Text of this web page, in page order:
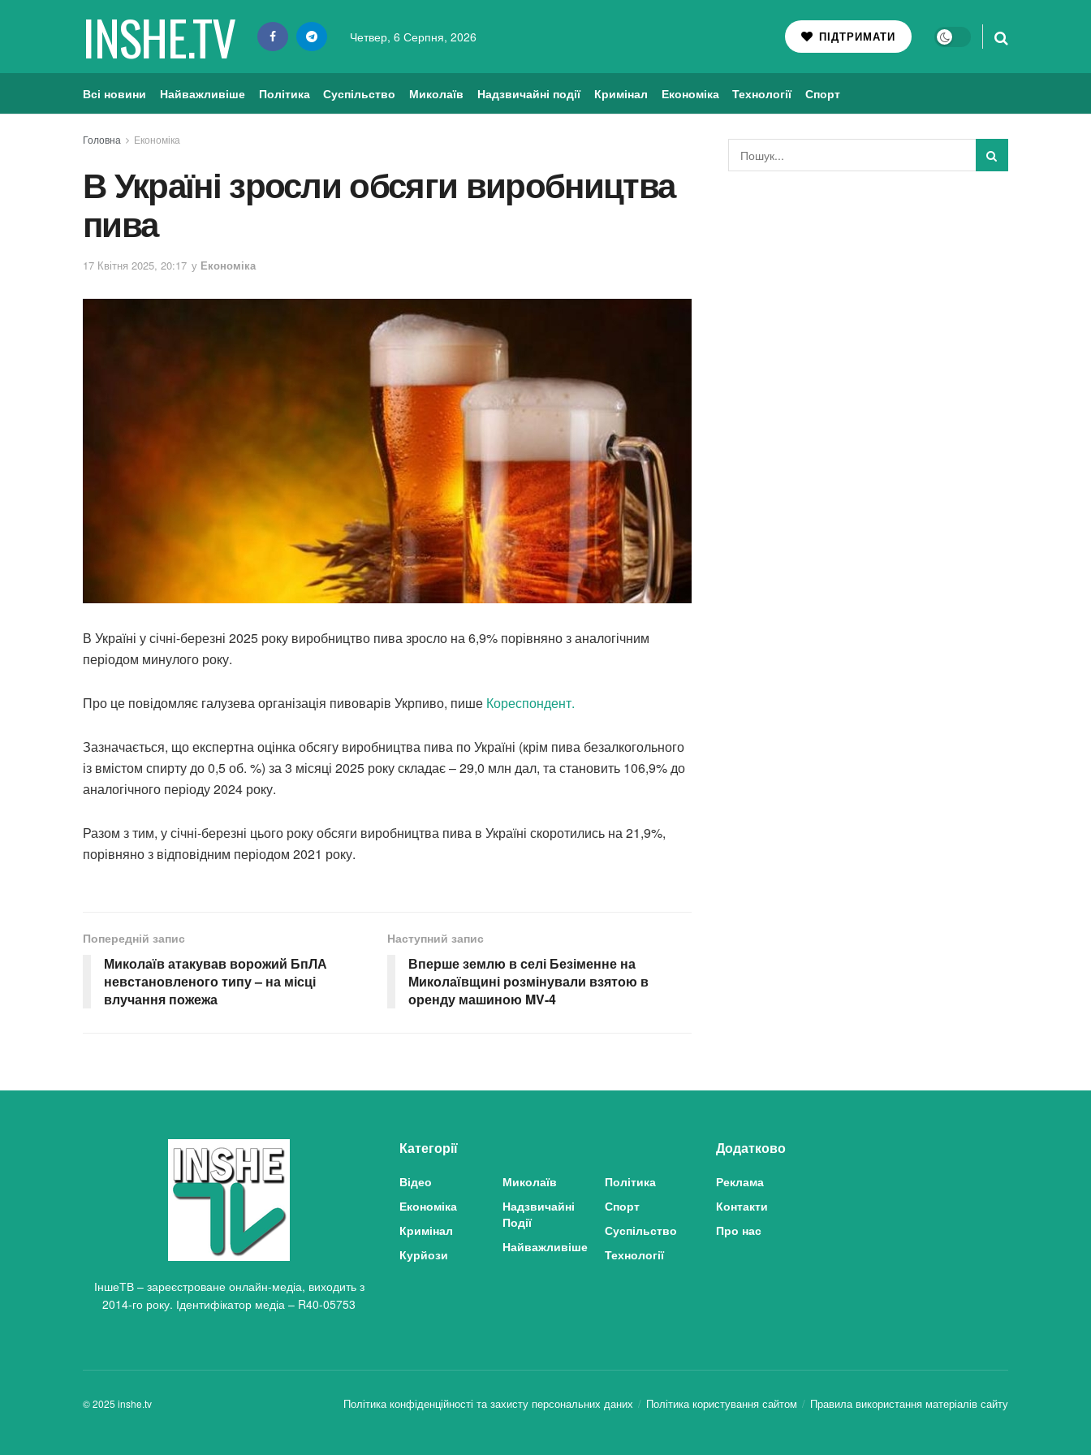
INSHE.TV Четвер, 6 Серпня, 2026 ПІДТРИМАТИ
Всі новини Найважливіше Політика Суспільство Миколаїв Надзвичайні події Кримінал Економіка Технології Спорт
Головна Економіка
В Україні зросли обсяги виробництва
пива
17 Квітня 2025, 20:17 у Економіка
В Україні у січні-березні 2025 року виробництво пива зросло на 6,9% порівняно з аналогічним
періодом минулого року.
Про це повідомляє галузева організація пивоварів Укрпиво, пише Кореспондент.
Зазначається, що експертна оцінка обсягу виробництва пива по Україні (крім пива безалкогольного
із вмістом спирту до 0,5 об. %) за 3 місяці 2025 року складає – 29,0 млн дал, та становить 106,9% до
аналогічного періоду 2024 року.
Разом з тим, у січні-березні цього року обсяги виробництва пива в Україні скоротились на 21,9%,
порівняно з відповідним періодом 2021 року.
Попередній запис
Миколаїв атакував ворожий БпЛА
невстановленого типу – на місці
влучання пожежа
Наступний запис
Вперше землю в селі Безіменне на
Миколаївщині розмінували взятою в
оренду машиною MV-4
ІншеТВ – зареєстроване онлайн-медіа, виходить з
2014-го року. Ідентифікатор медіа – R40-05753
Категорії
Відео
Економіка
Кримінал
Курйози
Миколаїв
Надзвичайні
Події
Найважливіше
Політика
Спорт
Суспільство
Технології
Додатково
Реклама
Контакти
Про нас
Політика конфіденційності та захисту персональних даних Політика користування сайтом Правила використання матеріалів сайту
© 2025 inshe.tv